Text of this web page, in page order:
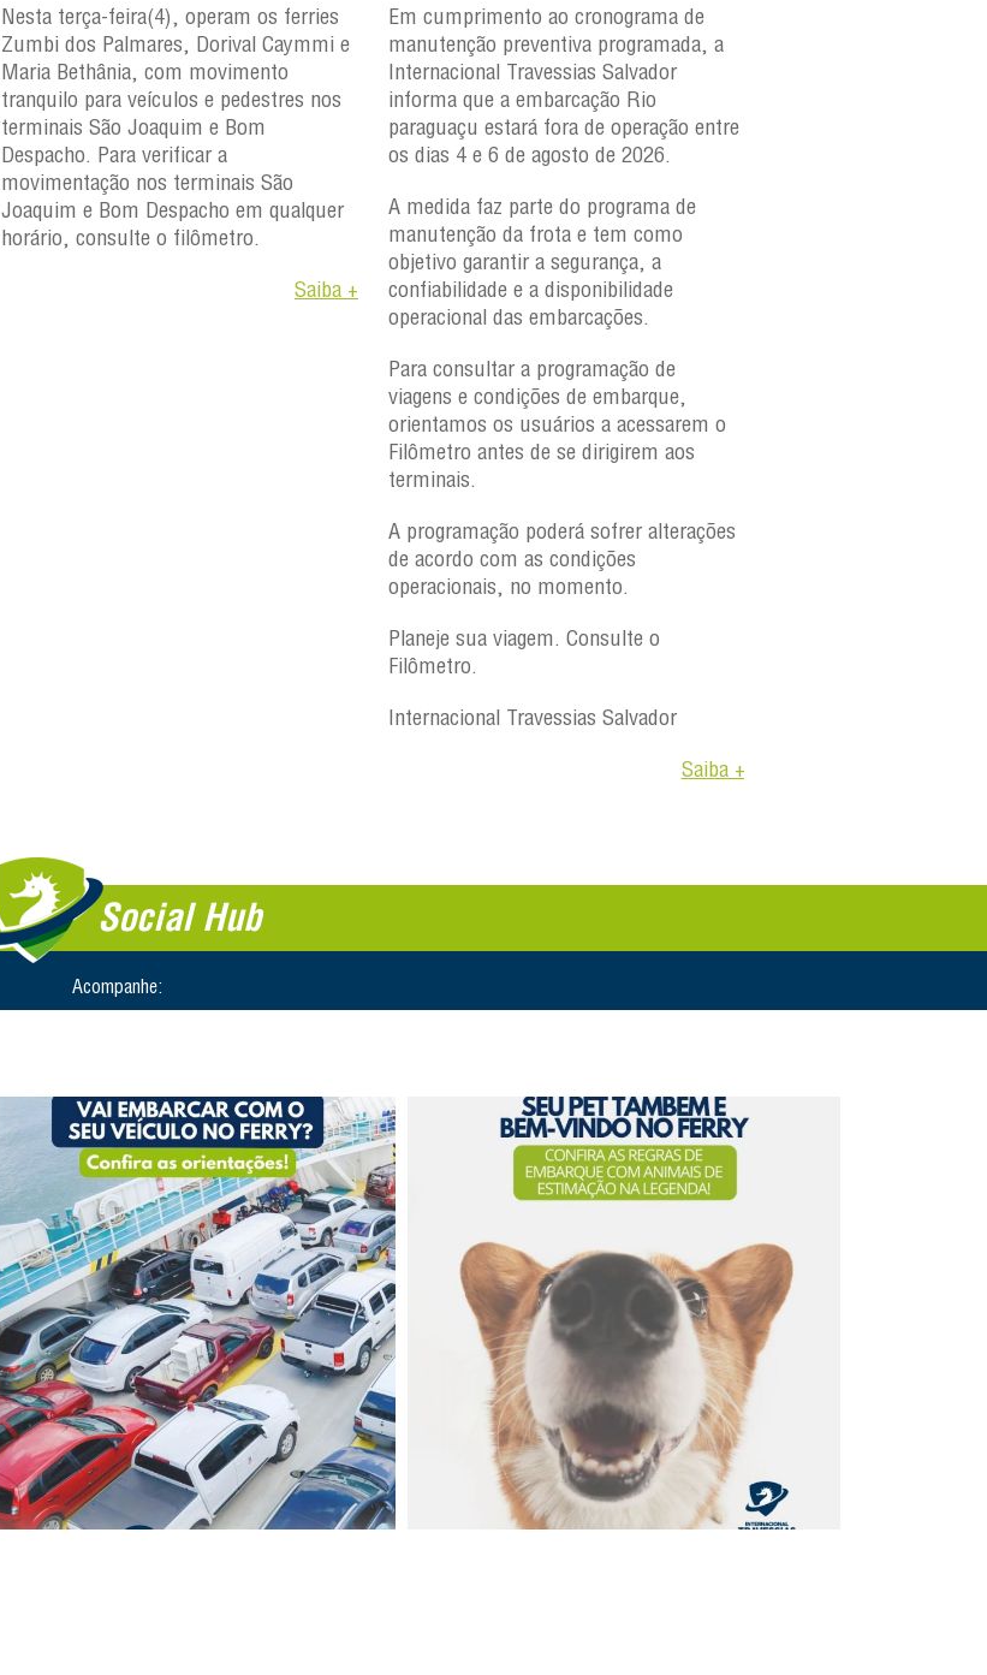
Nesta terça-feira(4), operam os ferries
Zumbi dos Palmares, Dorival Caymmi e
Maria Bethânia, com movimento
tranquilo para veículos e pedestres nos
terminais São Joaquim e Bom
Despacho. Para verificar a
movimentação nos terminais São
Joaquim e Bom Despacho em qualquer
horário, consulte o filômetro.
Saiba +
Em cumprimento ao cronograma de
manutenção preventiva programada, a
Internacional Travessias Salvador
informa que a embarcação Rio
paraguaçu estará fora de operação entre
os dias 4 e 6 de agosto de 2026.
A medida faz parte do programa de
manutenção da frota e tem como
objetivo garantir a segurança, a
confiabilidade e a disponibilidade
operacional das embarcações.
Para consultar a programação de
viagens e condições de embarque,
orientamos os usuários a acessarem o
Filômetro antes de se dirigirem aos
terminais.
A programação poderá sofrer alterações
de acordo com as condições
operacionais, no momento.
Planeje sua viagem. Consulte o
Filômetro.
Internacional Travessias Salvador
Saiba +
Social Hub
Acompanhe: